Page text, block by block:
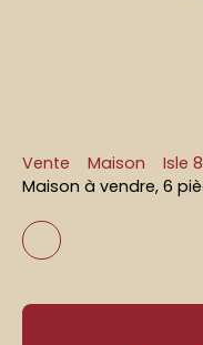
Vente Maison
Isle
Maison à vendre, 6